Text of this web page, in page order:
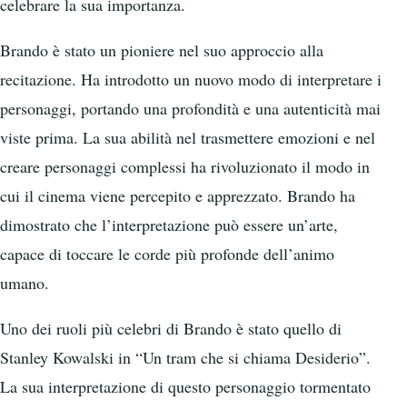
celebrare la sua importanza.
Brando è stato un pioniere nel suo approccio alla
recitazione. Ha introdotto un nuovo modo di interpretare i
personaggi, portando una profondità e una autenticità mai
viste prima. La sua abilità nel trasmettere emozioni e nel
creare personaggi complessi ha rivoluzionato il modo in
cui il cinema viene percepito e apprezzato. Brando ha
dimostrato che l’interpretazione può essere un’arte,
capace di toccare le corde più profonde dell’animo
umano.
Uno dei ruoli più celebri di Brando è stato quello di
Stanley Kowalski in “Un tram che si chiama Desiderio”.
La sua interpretazione di questo personaggio tormentato